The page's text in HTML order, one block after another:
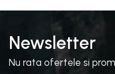
Newsletter
Nu rata ofertele si